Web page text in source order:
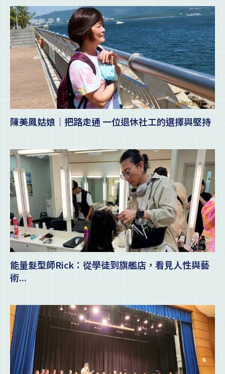
陳美鳳姑娘｜把路走通 一位退休社工的選擇與堅持
能量髮型師Rick：從學徒到旗艦店，看見人性與藝
術...